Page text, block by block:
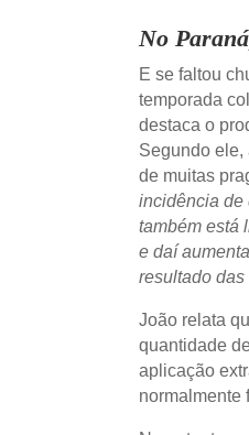
No
E se faltou
temporada
destaca o
Segundo ele,
de muitas
incidência de
também está
e daí
resultado das
João relata
quantidade
aplicação
normalmente